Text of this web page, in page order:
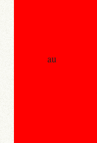
au